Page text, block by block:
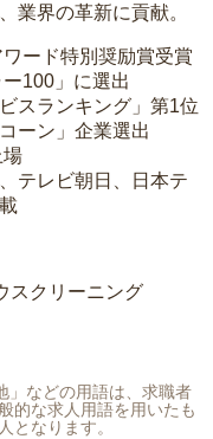
業界の革新に貢献。
ード特別奨励賞受賞
100」に選出
スランキング」第1位
ーン」企業選出
テレビ朝日、日本テ
スクリーニング
などの用語は、求職者
的な求人用語を用いたも
となります。